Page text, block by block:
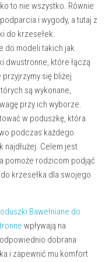
to nie wszystko. Równie
i wygody, a tutaj z
do krzesełek.
do modeli takich jak
dwustronne, które łączą
się bliżej
są wykonane,
przy ich wyborze.
w poduszkę, która
podczas każdego
najdłużej. Celem jest
pomoże rodzicom podjąć
krzesełka dla swojego
Bawełniane do
wpływają na
dobrana
i zapewnić mu komfort